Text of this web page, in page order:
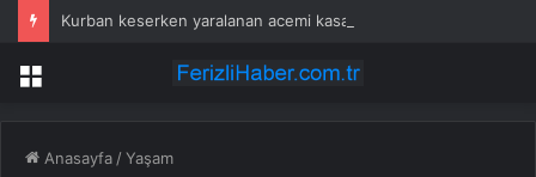
Kurban keserken yaralanan acemi kasaplar hastanelik oldu
Menü
Anasayfa /Yaşam